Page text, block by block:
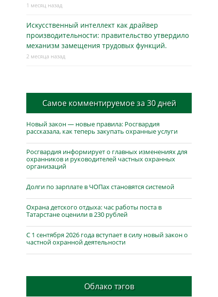
1 месяц назад
Искусственный интеллект как драйвер
производительности: правительство утвердило
механизм замещения трудовых функций.
2 месяца назад
Самое комментируемое за 30 дней
Новый закон — новые правила: Росгвардия
рассказала, как теперь закупать охранные услуги
Росгвардия информирует о главных изменениях для
охранников и руководителей частных охранных
организаций
Долги по зарплате в ЧОПах становятся системой
Охрана детского отдыха: час работы поста в
Татарстане оценили в 230 рублей
С 1 сентября 2026 года вступает в силу новый закон о
частной охранной деятельности
Облако тэгов